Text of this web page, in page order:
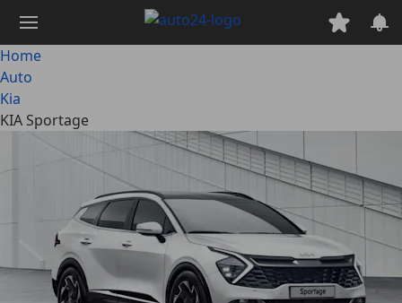
contenuto
principale
Home
Auto
Kia
KIA Sportage